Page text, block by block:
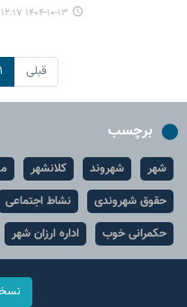
۱۴۰۴-۱۰-۱۳ ۱۲:۱۷
قبلی ۱
برچسب
شهر شهروند کلانشهر
حقوق شهروندی
نشاط اجتماعی
حکمرانی خوب
اداره ارزان شهر